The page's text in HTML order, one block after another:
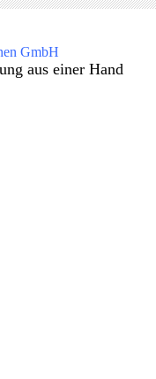
GmbH
aus einer Hand